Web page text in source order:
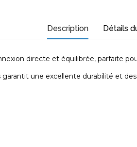
Description Détails
directe et équilibrée, parfaite
une excellente durabilité et